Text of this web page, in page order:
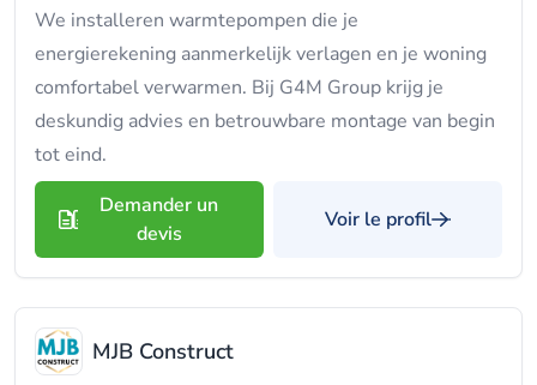
We installeren warmtepompen die je
energierekening aanmerkelijk verlagen en je woning
comfortabel verwarmen. Bij G4M Group krijg je
deskundig advies en betrouwbare montage van begin
tot eind.
Demander un
devis
Voir le profil
MJB Construct